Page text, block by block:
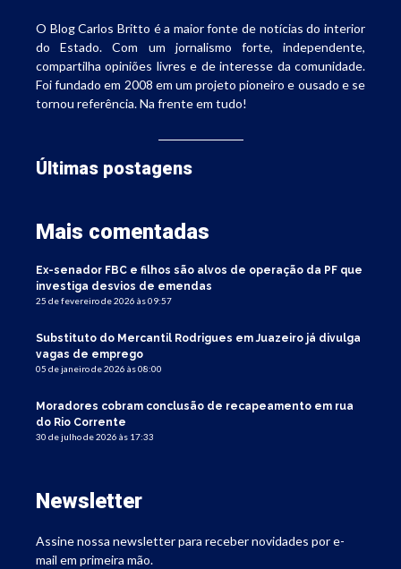
O Blog Carlos Britto é a maior fonte de notícias do interior
do Estado. Com um jornalismo forte, independente,
compartilha opiniões livres e de interesse da comunidade.
Foi fundado em 2008 em um projeto pioneiro e ousado e se
tornou referência. Na frente em tudo!
Últimas postagens
Mais comentadas
Ex-senador FBC e filhos são alvos de operação da PF que
investiga desvios de emendas
25 de fevereiro de 2026 às 09:57
Substituto do Mercantil Rodrigues em Juazeiro já divulga
vagas de emprego
05 de janeiro de 2026 às 08:00
Moradores cobram conclusão de recapeamento em rua
do Rio Corrente
30 de julho de 2026 às 17:33
Newsletter
Assine nossa newsletter para receber novidades por e-
mail em primeira mão.